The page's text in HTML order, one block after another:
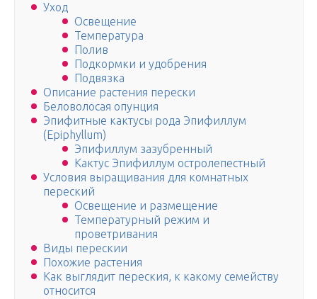
Уход
Освещение
Температура
Полив
Подкормки и удобрения
Подвязка
Описание растения перески
Беловолосая опунция
Эпифитные кактусы рода Эпифиллум
(Epiphyllum)
Эпифиллум зазубренный
Кактус Эпифиллум остролепестный
Условия выращивания для комнатных
переский
Освещение и размещение
Температурный режим и
проветривания
Виды перескии
Похожие растения
Как выглядит переския, к какому семейству
относится